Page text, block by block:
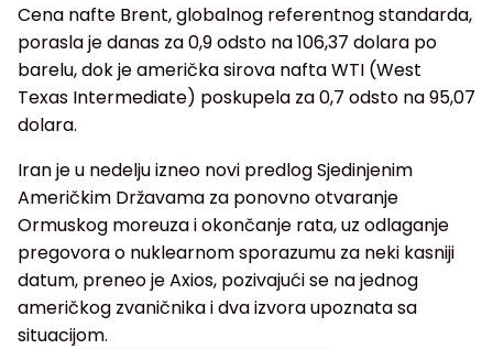
Cena nafte Brent, globalnog referentnog standarda,
porasla je danas za 0,9 odsto na 106,37 dolara po
barelu, dok je američka sirova nafta WTI (West
Texas Intermediate) poskupela za 0,7 odsto na 95,07
dolara.
Iran je u nedelju izneo novi predlog Sjedinjenim
Američkim Državama za ponovno otvaranje
Ormuskog moreuza i okončanje rata, uz odlaganje
pregovora o nuklearnom sporazumu za neki kasniji
datum, preneo je Axios, pozivajući se na jednog
američkog zvaničnika i dva izvora upoznata sa
situacijom.